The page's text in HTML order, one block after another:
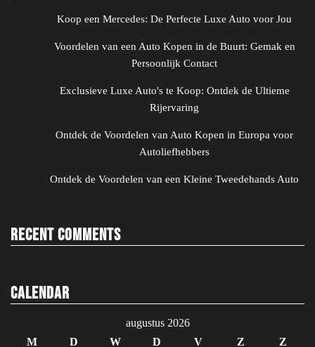
Koop een Mercedes: De Perfecte Luxe Auto voor Jou
Voordelen van een Auto Kopen in de Buurt: Gemak en
Persoonlijk Contact
Exclusieve Luxe Auto's te Koop: Ontdek de Ultieme
Rijervaring
Ontdek de Voordelen van Auto Kopen in Europa voor
Autoliefhebbers
Ontdek de Voordelen van een Kleine Tweedehands Auto
Recent Comments
Calendar
augustus 2026
M
D W D V Z Z